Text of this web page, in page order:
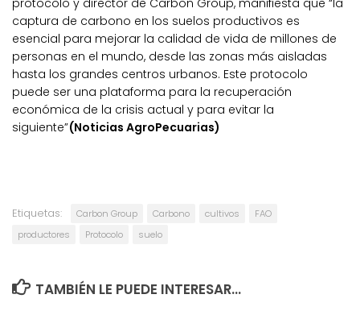
protocolo y director de Carbon Group, manifiesta que “la
captura de carbono en los suelos productivos es
esencial para mejorar la calidad de vida de millones de
personas en el mundo, desde las zonas más aisladas
hasta los grandes centros urbanos. Este protocolo
puede ser una plataforma para la recuperación
económica de la crisis actual y para evitar la
siguiente”(Noticias AgroPecuarias)
Etiquetas: Carbon Group Carbono cultivos
FAO
productores
Protocolo suelo
TAMBIÉN LE PUEDE INTERESAR...